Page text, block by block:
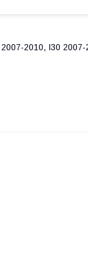
2010, I30 2007-